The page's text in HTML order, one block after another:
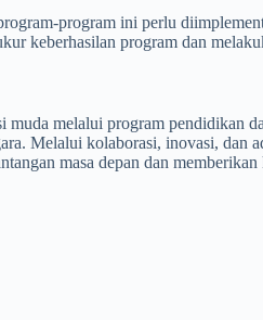
program ini perlu
keberhasilan program dan
muda melalui program pendidikan
Melalui kolaborasi, inovasi, dan
masa depan dan